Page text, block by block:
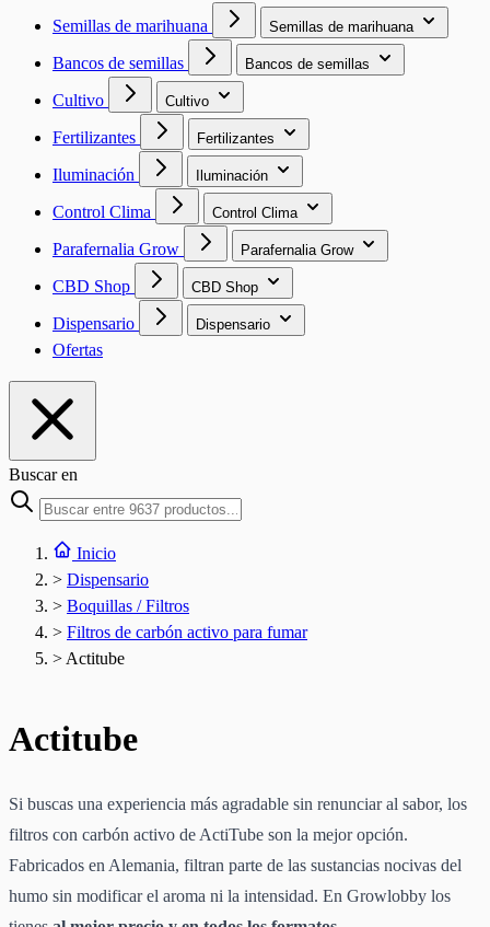
Semillas de marihuana Semillas de marihuana
Bancos de semillas Bancos de semillas
Cultivo Cultivo
Fertilizantes Fertilizantes
Iluminación Iluminación
Control Clima Control Clima
Parafernalia Grow Parafernalia Grow
CBD Shop CBD Shop
Dispensario Dispensario
Ofertas
Buscar en
Inicio
> Dispensario
> Boquillas / Filtros
> Filtros de carbón activo para fumar
> Actitube
Actitube
Si buscas una experiencia más agradable sin renunciar al sabor, los
filtros con carbón activo de ActiTube son la mejor opción.
Fabricados en Alemania, filtran parte de las sustancias nocivas del
humo sin modificar el aroma ni la intensidad. En Growlobby los